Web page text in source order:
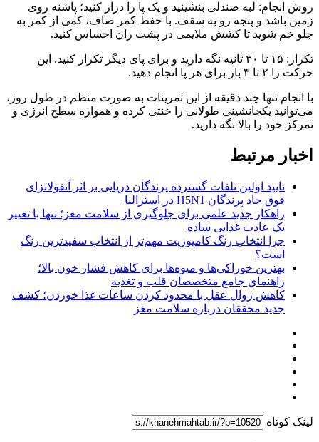
روش انجام: لبه صندلی بنشینید و یک پا را دراز کنید؛ پاشنه روی
زمین باشد و پنجه رو به سقف. با حفظ کمر صاف، کمی از کمر به
جلو خم شوید تا کشش ملایمی در پشت ران احساس کنید.
تکرار: ۱۵ تا ۳۰ ثانیه نگه دارید و برای پای دیگر تکرار کنید. این
حرکت را ۲ تا ۳ بار برای هر پا انجام دهید.
با انجام تنها چند دقیقه از این تمرینات به صورت منظم در طول روز،
می‌توانید یکجانشینی طولانی را خنثی کرده و همواره سطح انرژی و
تمرکز خود را بالا نگه دارید.
اخبار مرتبط
تایید اولین تلفات گسترده پرندگان دریایی بر اثر آنفولانزای
فوق حاد پرندگان H5N1 در استرالیا
راهکار جدید علمی برای جلوگیری از سلامت مغز؛ تنها با تغییر
یک عادت غذایی ساده
چرا انتخاب رنگ کامپوزیت مهم‌تر از انتخاب سفیدترین رنگ
است؟
بهترین خوراکی‌ها و میوه‌ها برای کاهش فشار خون بالا؛
راهنمای جامع متخصصان قلب و تغذیه
کاهش زوال عقل با محدود کردن ساعات غذا خوردن؛ کشف
جدید محققان درباره سلامت مغز
لینک کوتاه